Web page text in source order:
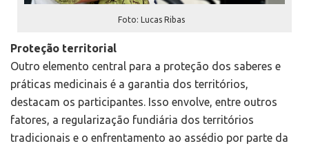
Foto: Lucas Ribas
Proteção territorial
Outro elemento central para a proteção dos saberes e
práticas medicinais é a garantia dos territórios,
destacam os participantes. Isso envolve, entre outros
fatores, a regularização fundiária dos territórios
tradicionais e o enfrentamento ao assédio por parte da